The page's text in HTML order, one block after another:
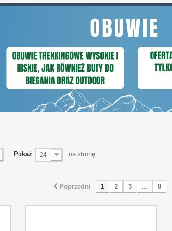
Pokaż 24 na stronę
Poprzedni 1 2 3 ... 8